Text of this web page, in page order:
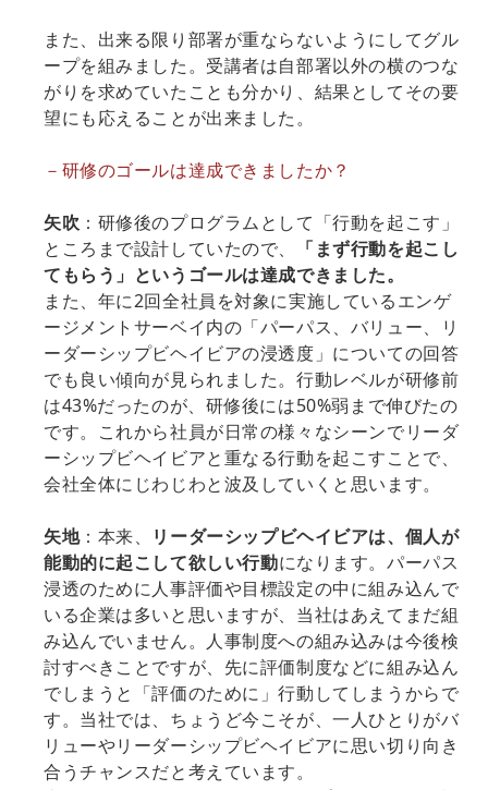
また、出来る限り部署が重ならないようにしてグル
ープを組みました。受講者は自部署以外の横のつな
がりを求めていたことも分かり、結果としてその要
望にも応えることが出来ました。
－研修のゴールは達成できましたか？
矢吹 ：研修後のプログラムとして「行動を起こす」
ところまで設計していたので、
「まず行動を起こし
てもらう」というゴールは達成できました。
また、年に2回全社員を対象に実施しているエンゲ
ージメントサーベイ内の「パーパス、バリュー、リ
ーダーシップビヘイビアの浸透度」についての回答
でも良い傾向が見られました。行動レベルが研修前
は43%だったのが、研修後には50%弱まで伸びたの
です。これから社員が日常の様々なシーンでリーダ
ーシップビヘイビアと重なる行動を起こすことで、
会社全体にじわじわと波及していくと思います。
矢地：本来、
リーダーシップビヘイビアは、個人が
能動的に起こして欲しい行動になります。パーパス
浸透のために人事評価や目標設定の中に組み込んで
いる企業は多いと思いますが、当社はあえてまだ組
み込んでいません。人事制度への組み込みは今後検
討すべきことですが、先に評価制度などに組み込ん
でしまうと「評価のために」行動してしまうからで
す。当社では、ちょうど今こそが、一人ひとりがバ
リューやリーダーシップビヘイビアに思い切り向き
合うチャンスだと考えています。